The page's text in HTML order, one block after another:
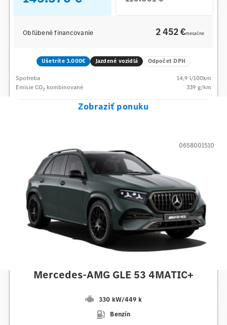
Obľúbené financovanie 2 452 €mesačne
Ušetríte 3.000€ Jazdené vozidlá Odpočet DPH
Spotreba 14,9 l/100km
Emisie CO2 kombinované 339 g/km
Zobraziť ponuku
Mercedes-AMG GLE 53 4MATIC+
330 kW/449 k
Benzín
0658001510